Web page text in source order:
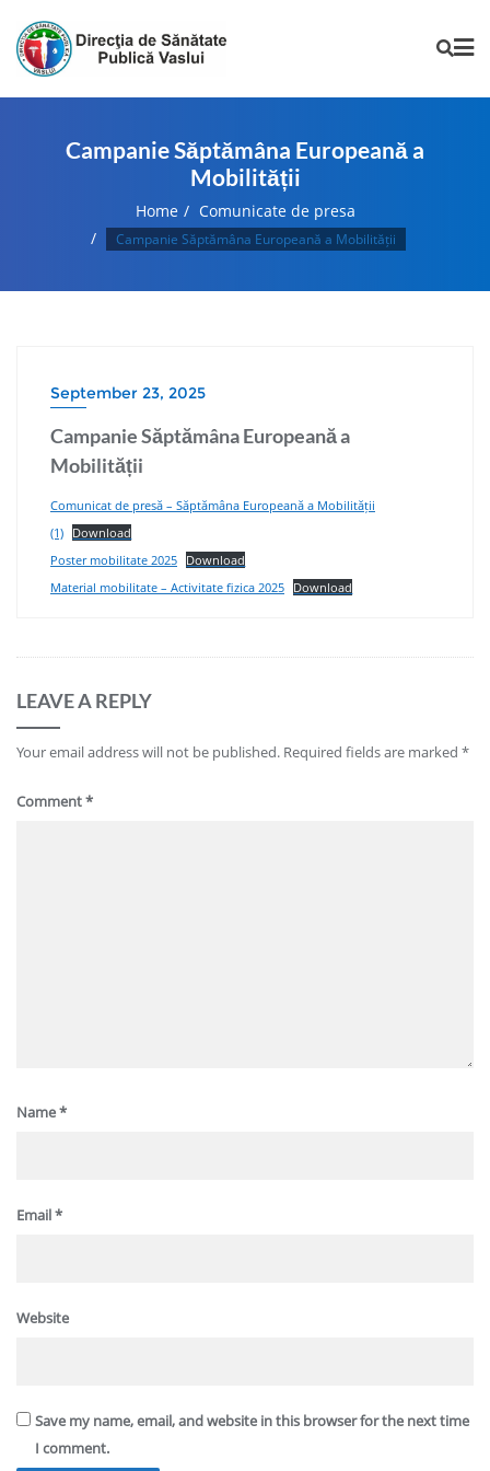
Campanie Săptămâna Europeană a
Mobilității
Home Comunicate de presa
Campanie Săptămâna Europeană a Mobilității
September 23, 2025
Campanie Săptămâna Europeană a
Mobilității
Comunicat de presă – Săptămâna Europeană a Mobilității
(1) Download
Poster mobilitate 2025 Download
Material mobilitate – Activitate fizica 2025 Download
LEAVE A REPLY
Your email address will not be published. Required fields are marked *
Comment*
Name*
Email*
Website
Save my name, email, and website in this browser for the next time
I comment.